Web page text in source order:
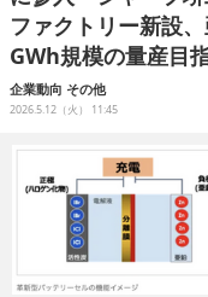
人材育成
産業政策
イベント/セミナー
eスポーツ
ファクトリー新設
GWh規模の量産目
企業動向 その他
2026.5.12（火） 11:45